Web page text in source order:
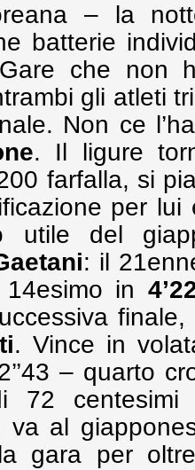
– la
batterie
che non
gli atleti
Non ce
. Il ligure
farfalla, si
per lui
utile del
: il
in
. Vince in
– quarto
72
va al
gara per